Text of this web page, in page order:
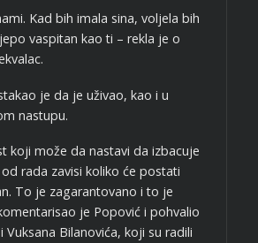
Kad bih imala sina, voljela bih
vaspitan kao ti – rekla je o
je da je uživao, kao i u
nastupu.
koji može da nastavi da izbacuje
rada zavisi koliko će postati
To je zagarantovano i to je
je Popović i pohvalio
Vuksana Bilanovića, koji su radili